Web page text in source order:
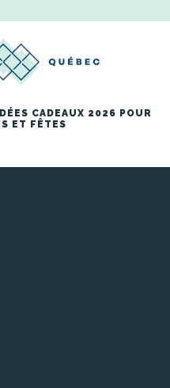
CADEAUX 2026 POUR
ET FÊTES